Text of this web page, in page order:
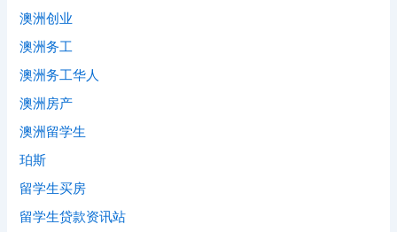
澳洲创业
澳洲务工
澳洲务工华人
澳洲房产
澳洲留学生
珀斯
留学生买房
留学生贷款资讯站